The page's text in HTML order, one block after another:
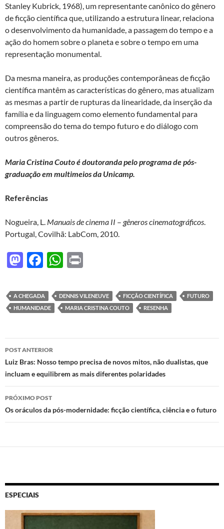
Stanley Kubrick, 1968), um representante canônico do gênero
de ficção científica que, utilizando a estrutura linear, relaciona
o desenvolvimento da humanidade, a passagem do tempo e a
ação do homem sobre o planeta e sobre o tempo em uma
representação monumental.
Da mesma maneira, as produções contemporâneas de ficção
científica mantêm as características do gênero, mas atualizam
as mesmas a partir de rupturas da linearidade, da inserção da
família e da linguagem como elemento fundamental para
compreensão do tema do tempo futuro e do diálogo com
outros gêneros.
Maria Cristina Couto é doutoranda pelo programa de pós-
graduação em multimeios da Unicamp.
Referências
Nogueira, L. Manuais de cinema II – gêneros cinematográficos.
Portugal, Covilhã: LabCom, 2010.
M
to
d
n
F
e
b
o
k
W
at
s
p
p
nt
A CHEGADA DENNIS VILENEUVE FICÇÃO CIENTÍFICA
FUTURO
HUMANIDADE
MARIA CRISTINA COUTO RESENHA
Navegação
de
posts
POST ANTERIOR
Luiz Bras: Nosso tempo precisa de novos mitos, não dualistas, que
incluam e equilibrem as mais diferentes polaridades
PRÓXIMO POST
Os oráculos da pós-modernidade: ficção científica, ciência e o futuro
ESPECIAIS